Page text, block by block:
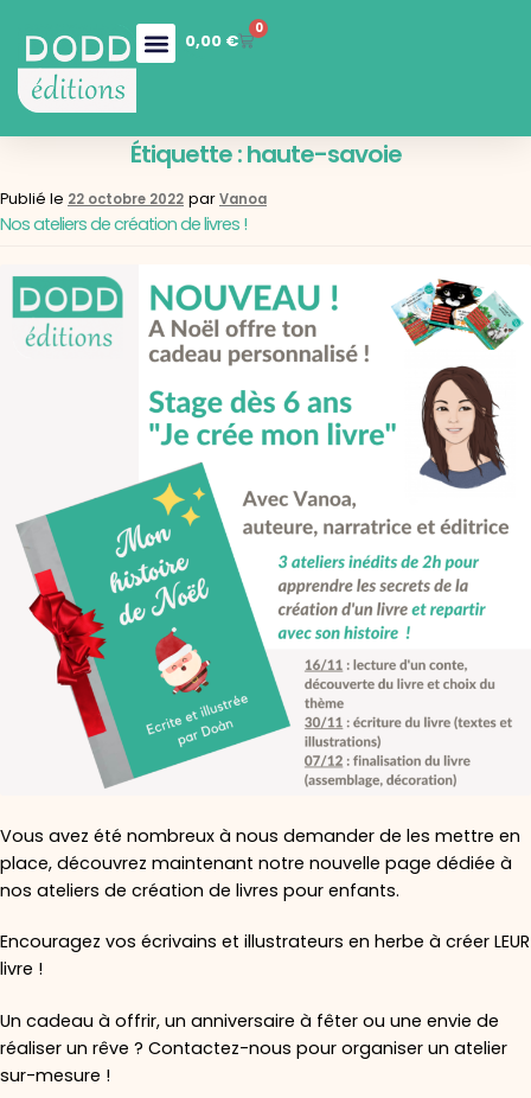
0,00 €
0
Étiquette :haute-savoie
Publié le 22 octobre 2022 parVanoa
Nos ateliers de création de livres !
Vous avez été nombreux à nous demander de les mettre en
place, découvrez maintenant notre nouvelle page dédiée à
nos ateliers de création de livres pour enfants.
Encouragez vos écrivains et illustrateurs en herbe à créer LEUR
livre !
Un cadeau à offrir, un anniversaire à fêter ou une envie de
réaliser un rêve ? Contactez-nous pour organiser un atelier
sur-mesure !